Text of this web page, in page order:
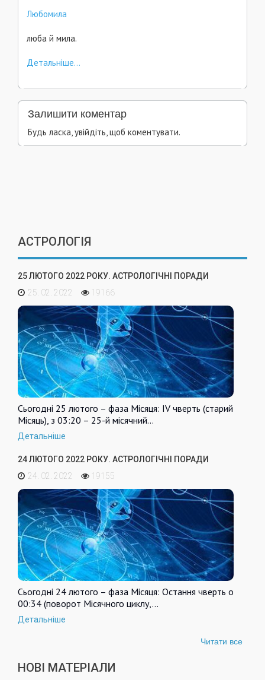
Любомила
люба й мила.
Детальніше...
Залишити коментар
Будь ласка, увійдіть, щоб коментувати.
АСТРОЛОГІЯ
25 ЛЮТОГО 2022 РОКУ. АСТРОЛОГІЧНІ ПОРАДИ
25. 02. 2022
19166
Сьогодні 25 лютого – фаза Місяця: IV чверть (старий
Місяць), з 03:20 – 25-й місячний…
Детальніше
24 ЛЮТОГО 2022 РОКУ. АСТРОЛОГІЧНІ ПОРАДИ
24. 02. 2022
19155
Сьогодні 24 лютого – фаза Місяця: Остання чверть о
00:34 (поворот Місячного циклу,…
Детальніше
Читати все
НОВІ МАТЕРІАЛИ